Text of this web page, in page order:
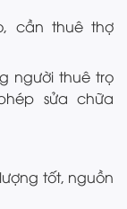
cần thuê thợ
người thuê trọ
sửa chữa
tốt, nguồn